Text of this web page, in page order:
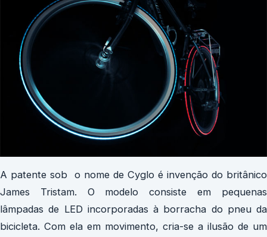
A patente sob o nome de Cyglo é invenção do britânico
James Tristam. O modelo consiste em pequenas
lâmpadas de LED incorporadas à borracha do pneu da
bicicleta. Com ela em movimento, cria-se a ilusão de um